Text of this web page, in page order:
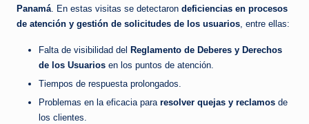
Panamá. En estas visitas se detectaron deficiencias en procesos
de atención y gestión de solicitudes de los usuarios, entre ellas:
Falta de visibilidad del Reglamento de Deberes y Derechos
de los Usuarios en los puntos de atención.
Tiempos de respuesta prolongados.
Problemas en la eficacia para resolver quejas y reclamos de
los clientes.